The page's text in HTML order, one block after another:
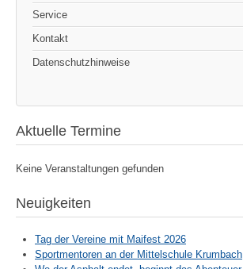
Service
Kontakt
Datenschutzhinweise
Aktuelle Termine
Keine Veranstaltungen gefunden
Neuigkeiten
Tag der Vereine mit Maifest 2026
Sportmentoren an der Mittelschule Krumbach